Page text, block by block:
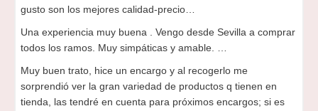
gusto son los mejores calidad-precio…
Una experiencia muy buena . Vengo desde Sevilla a comprar
todos los ramos. Muy simpáticas y amable. …
Muy buen trato, hice un encargo y al recogerlo me
sorprendió ver la gran variedad de productos q tienen en
tienda, las tendré en cuenta para próximos encargos; si es